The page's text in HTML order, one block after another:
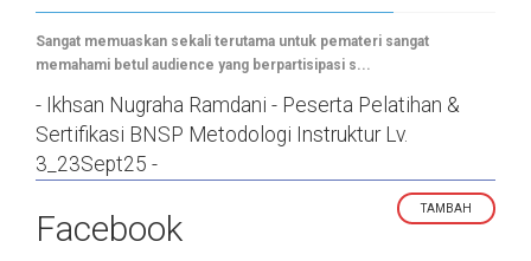
Sangat memuaskan sekali terutama untuk pemateri sangat
memahami betul audience yang berpartisipasi s...
- Ikhsan Nugraha Ramdani - Peserta Pelatihan &
Sertifikasi BNSP Metodologi Instruktur Lv.
3_23Sept25 -
TAMBAH
Facebook